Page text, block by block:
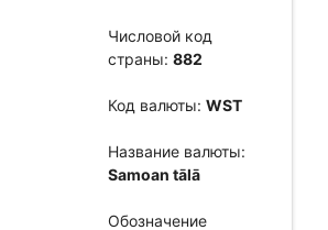
Числовой код
страны: 882
Код валюты: WST
Название валюты:
Samoan tālā
Обозначение